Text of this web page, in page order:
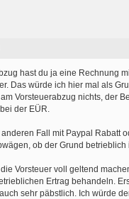
hast du ja eine Rechnung
Das würde ich hier mal als
Vorsteuerabzug nichts, der
der EÜR.
Fall mit Paypal Rabatt
ob der Grund betrieblich
Vorsteuer voll geltend
Ertrag behandeln.
sehr päbstlich. Ich würde